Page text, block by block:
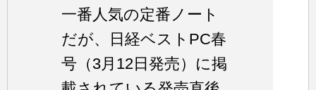
一番人気の定番ノート
だが、日経ベストPC春
号（3月12日発売）に掲